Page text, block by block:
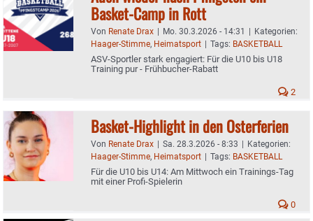
Basket-Camp in Rott
Von Renate Drax | Mo. 30.3.2026 - 14:31 | Kategorien:
Haager-Stimme, Heimatsport | Tags: BASKETBALL
ASV-Sportler stark engagiert: Für die U10 bis U18
Training pur - Frühbucher-Rabatt
2
Basket-Highlight in den Osterferien
Von Renate Drax | Sa. 28.3.2026 - 8:33 | Kategorien:
Haager-Stimme, Heimatsport | Tags: BASKETBALL
Für die U10 bis U14: Am Mittwoch ein Trainings-Tag
mit einer Profi-Spielerin
0